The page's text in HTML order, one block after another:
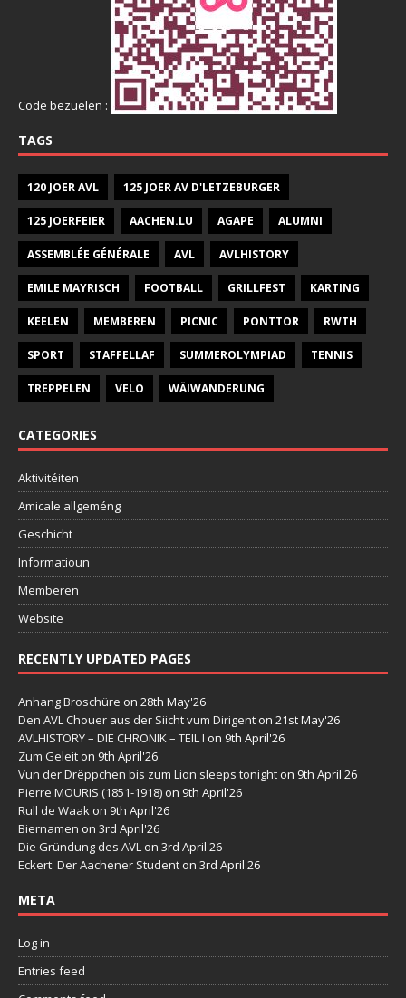
Code bezuelen :
TAGS
120 JOER AVL 125 JOER AV D'LETZEBURGER
125 JOERFEIER AACHEN.LU AGAPE ALUMNI
ASSEMBLÉE GÉNÉRALE AVL AVLHISTORY
EMILE MAYRISCH FOOTBALL GRILLFEST KARTING
KEELEN MEMBEREN PICNIC PONTTOR RWTH
SPORT STAFFELLAF SUMMEROLYMPIAD TENNIS
TREPPELEN VELO WÄIWANDERUNG
CATEGORIES
Aktivitéiten
Amicale allgeméng
Geschicht
Informatioun
Memberen
Website
RECENTLY UPDATED PAGES
Anhang Broschüre on 28th May'26
Den AVL Chouer aus der Siicht vum Dirigent on 21st May'26
AVLHISTORY – DIE CHRONIK – TEIL I on 9th April'26
Zum Geleit on 9th April'26
Vun der Drëppchen bis zum Lion sleeps tonight on 9th April'26
Pierre MOURIS (1851-1918) on 9th April'26
Rull de Waak on 9th April'26
Biernamen on 3rd April'26
Die Gründung des AVL on 3rd April'26
Eckert: Der Aachener Student on 3rd April'26
META
Log in
Entries feed